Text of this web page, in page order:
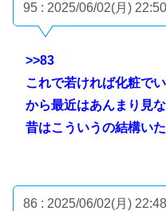
95 : 2025/06/02(月)
>>83
これで若ければ化粧で
から最近はあんまり見
昔はこういうの結構い
86 : 2025/06/02(月)